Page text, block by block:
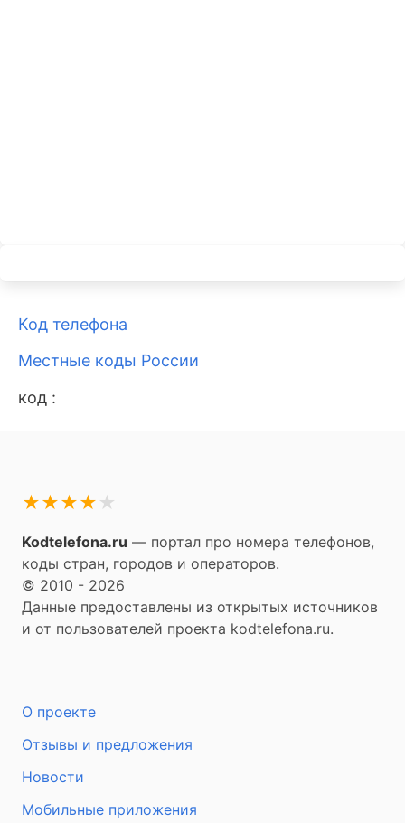
Код телефона
Местные коды России
код :
★
★
★
★
★
Kodtelefona.ru — портал про номера телефонов,
коды стран, городов и операторов.
© 2010 - 2026
Данные предоставлены из открытых источников
и от пользователей проекта kodtelefona.ru.
О проекте
Отзывы и предложения
Новости
Мобильные приложения